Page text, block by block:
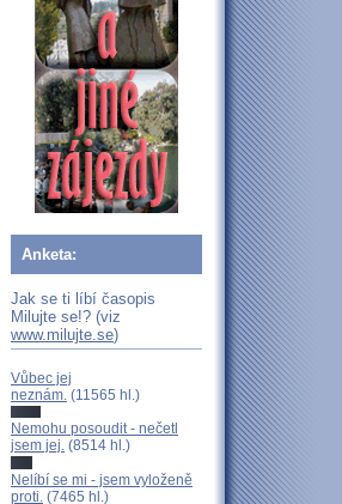
Anketa:
Jak se ti líbí časopis
Milujte se!? (viz
www.milujte.se)
Vůbec jej
neznám. (11565 hl.)
Nemohu posoudit - nečetl
jsem jej. (8514 hl.)
Nelíbí se mi - jsem vyloženě
proti. (7465 hl.)